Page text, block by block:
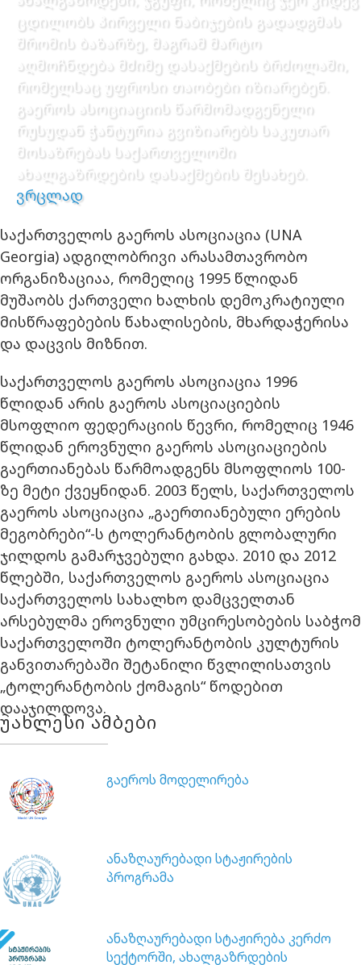
ცდილობს პირველი ნაბიჯების გადადგმას
შრომის ბაზარზე, მაგრამ მარტო
აღმოჩნდება მძიმე დასაქმების ბრძოლაში,
რომელსაც უფროსი თაობები იზიარებენ.
გაეროს ასოციაციის წარმომადგენელი
რუსუდან ჭანტურია გვიზიარებს საკუთარ
მოსაზრებას საქართველოში
ახალგაზრდების დასაქმების შესახებ.
ვრცლად
საქართველოს გაეროს ასოციაცია (UNA
Georgia) ადგილობრივი არასამთავრობო
ორგანიზაციაა, რომელიც 1995 წლიდან
მუშაობს ქართველი ხალხის დემოკრატიული
მისწრაფებების წახალისების, მხარდაჭერისა
და დაცვის მიზნით.
საქართველოს გაეროს ასოციაცია 1996
წლიდან არის გაეროს ასოციაციების
მსოფლიო ფედერაციის წევრი, რომელიც 1946
წლიდან ეროვნული გაეროს ასოციაციების
გაერთიანებას წარმოადგენს მსოფლიოს 100-
ზე მეტი ქვეყნიდან. 2003 წელს, საქართველოს
გაეროს ასოციაცია „გაერთიანებული ერების
მეგობრები“-ს ტოლერანტობის გლობალური
ჯილდოს გამარჯვებული გახდა. 2010 და 2012
წლებში, საქართველოს გაეროს ასოციაცია
საქართველოს სახალხო დამცველთან
არსებულმა ეროვნული უმცირესობების საბჭომ
საქართველოში ტოლერანტობის კულტურის
განვითარებაში შეტანილი წვლილისათვის
„ტოლერანტობის ქომაგის“ წოდებით
დააჯილდოვა.
უახლესი ამბები
გაეროს მოდელირება
ანაზღაურებადი სტაჟირების
პროგრამა
ანაზღაურებადი სტაჟირება კერძო
სექტორში, ახალგაზრდების